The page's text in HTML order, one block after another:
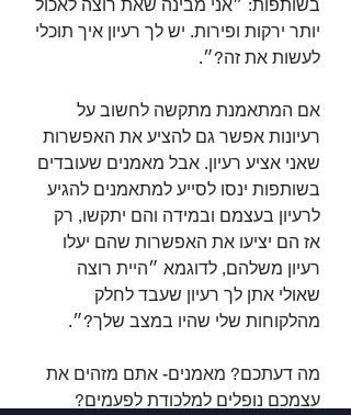
בשותפות: ״אני מבינה שאת רוצה לאכול
יותר ירקות ופירות. יש לך רעיון איך תוכלי
לעשות את זה?״.⁣
אם המתאמנת מתקשה לחשוב על
רעיונות אפשר גם להציע את האפשרות
שאני אציע רעיון. אבל מאמנים שעובדים
בשותפות ינסו לסייע למתאמנים להגיע
לרעיון בעצמם ובמידה והם יתקשו, רק
אז הם יציעו את האפשרות שהם יעלו
רעיון משלהם, לדוגמא ״היית רוצה
שאולי אתן לך רעיון שעבד לחלק
מהלקוחות שלי שהיו במצב שלך?״.⁣
מה דעתכם? מאמנים- אתם מזהים את
עצמכם נופלים למלכודת לפעמים?